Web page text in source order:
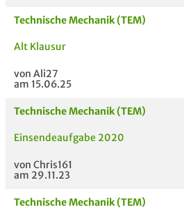
MODULE
Technische Mechanik (TEM)
Alt Klausur
von Ali27
am 15.06.25
Technische Mechanik (TEM)
Einsendeaufgabe 2020
von Chris161
am 29.11.23
Technische Mechanik (TEM)